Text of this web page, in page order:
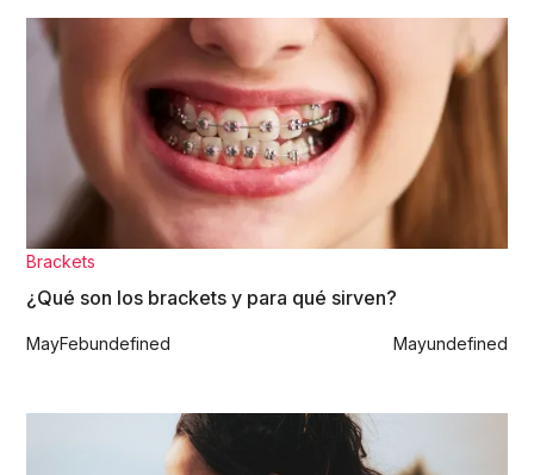
Brackets
¿Qué son los brackets y para qué sirven?
MayFebundefined Mayundefined